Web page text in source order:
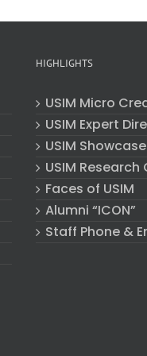
HIGHLIGHTS
USIM Micro
USIM Expert
USIM Showcase
USIM Research
Faces of USIM
Alumni “ICON”
Staff Phone &